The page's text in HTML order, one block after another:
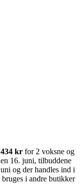
434 kr for 2 voksne og
16. juni, tilbuddene
og der handles ind i
i andre butikker